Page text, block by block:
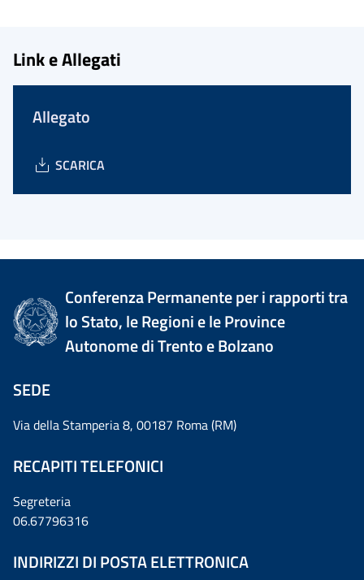
Link e Allegati
Allegato
SCARICA
Conferenza Permanente per i rapporti tra
lo Stato, le Regioni e le Province
Autonome di Trento e Bolzano
SEDE
Via della Stamperia 8, 00187 Roma (RM)
RECAPITI TELEFONICI
Segreteria
06.67796316
INDIRIZZI DI POSTA ELETTRONICA